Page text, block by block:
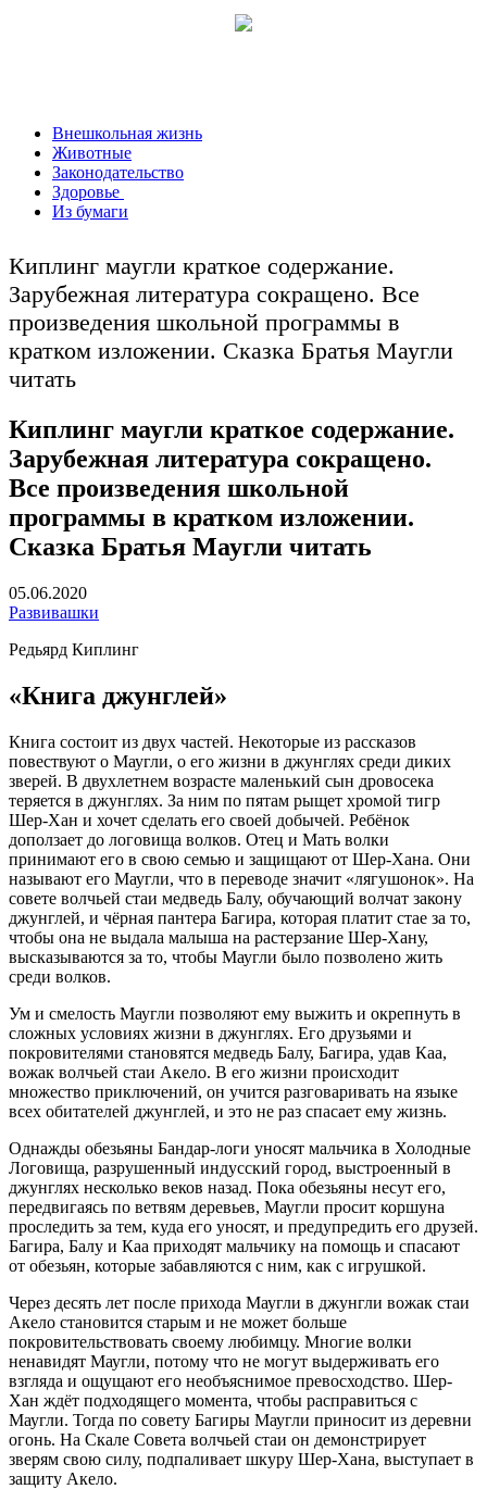
Внешкольная жизнь
Животные
Законодательство
Здоровье
Из бумаги
Киплинг маугли краткое содержание.
Зарубежная литература сокращено. Все
произведения школьной программы в
кратком изложении. Сказка Братья Маугли
читать
Киплинг маугли краткое содержание.
Зарубежная литература сокращено.
Все произведения школьной
программы в кратком изложении.
Сказка Братья Маугли читать
05.06.2020
Развивашки
Редьярд Киплинг
«Книга джунглей»
Книга состоит из двух частей. Некоторые из рассказов
повествуют о Маугли, о его жизни в джунглях среди диких
зверей. В двухлетнем возрасте маленький сын дровосека
теряется в джунглях. За ним по пятам рыщет хромой тигр
Шер-Хан и хочет сделать его своей добычей. Ребёнок
доползает до логовища волков. Отец и Мать волки
принимают его в свою семью и защищают от Шер-Хана. Они
называют его Маугли, что в переводе значит «лягушонок». На
совете волчьей стаи медведь Балу, обучающий волчат закону
джунглей, и чёрная пантера Багира, которая платит стае за то,
чтобы она не выдала малыша на растерзание Шер-Хану,
высказываются за то, чтобы Маугли было позволено жить
среди волков.
Ум и смелость Маугли позволяют ему выжить и окрепнуть в
сложных условиях жизни в джунглях. Его друзьями и
покровителями становятся медведь Балу, Багира, удав Каа,
вожак волчьей стаи Акело. В его жизни происходит
множество приключений, он учится разговаривать на языке
всех обитателей джунглей, и это не раз спасает ему жизнь.
Однажды обезьяны Бандар-логи уносят мальчика в Холодные
Логовища, разрушенный индусский город, выстроенный в
джунглях несколько веков назад. Пока обезьяны несут его,
передвигаясь по ветвям деревьев, Маугли просит коршуна
проследить за тем, куда его уносят, и предупредить его друзей.
Багира, Балу и Каа приходят мальчику на помощь и спасают
от обезьян, которые забавляются с ним, как с игрушкой.
Через десять лет после прихода Маугли в джунгли вожак стаи
Акело становится старым и не может больше
покровительствовать своему любимцу. Многие волки
ненавидят Маугли, потому что не могут выдерживать его
взгляда и ощущают его необъяснимое превосходство. Шер-
Хан ждёт подходящего момента, чтобы расправиться с
Маугли. Тогда по совету Багиры Маугли приносит из деревни
огонь. На Скале Совета волчьей стаи он демонстрирует
зверям свою силу, подпаливает шкуру Шер-Хана, выступает в
защиту Акело.